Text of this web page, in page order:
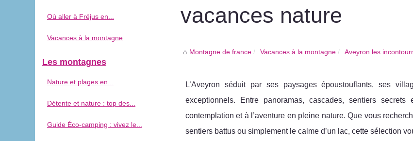
vacances nature
Montagne de france Vacances à la montagne Aveyron les
L’Aveyron séduit par ses paysages époustouflants, ses
exceptionnels. Entre panoramas, cascades, sentiers
contemplation et à l’aventure en pleine nature. Que vous
sentiers battus ou simplement le calme d’un lac, cette sélection
Où aller à Fréjus en...
Vacances à la montagne
Les montagnes
Nature et plages en...
Détente et nature : top des...
Guide Éco-camping : vivez le...